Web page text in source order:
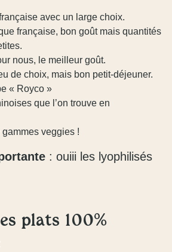
avec un large choix.
française, bon goût mais quantités
nous, le meilleur goût.
de choix, mais bon petit-déjeuner.
« Royco »
que l’on trouve en
gammes veggies !
: ouiii les lyophilisés
plats 100%